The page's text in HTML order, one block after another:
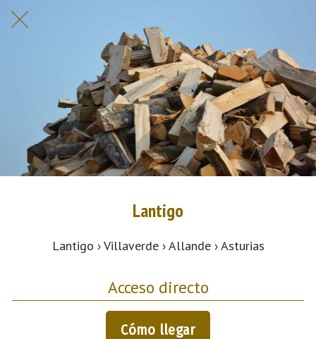
Lantigo
Lantigo › Villaverde › Allande › Asturias
Acceso directo
Cómo llegar